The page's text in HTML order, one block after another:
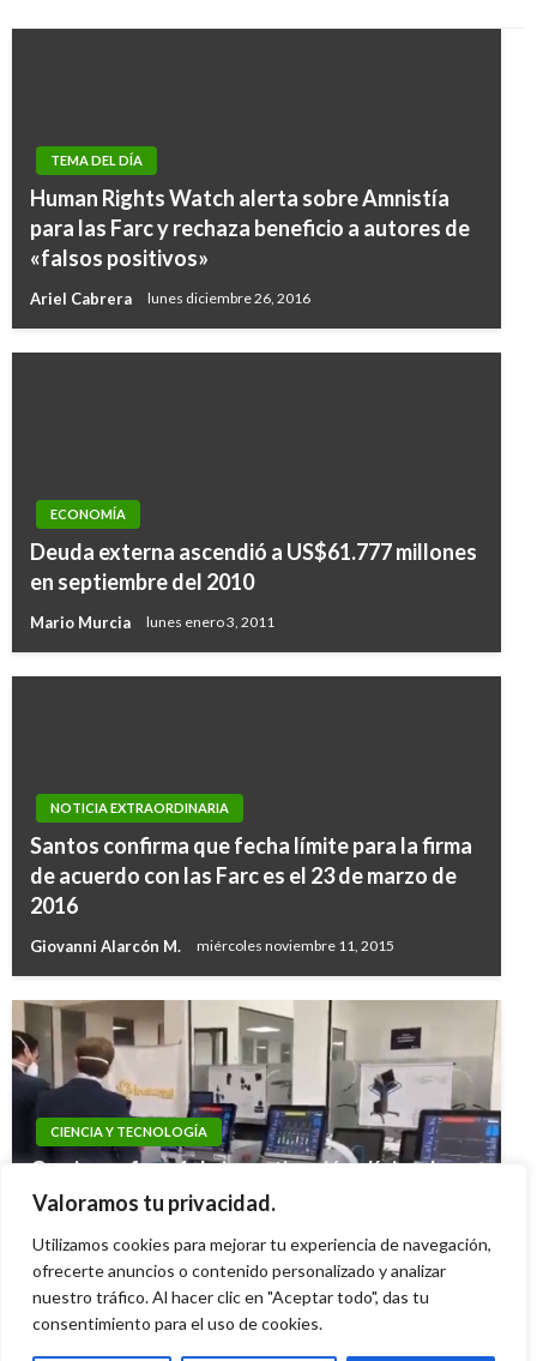
Valoramos tu privacidad.
Utilizamos cookies para mejorar tu experiencia de navegación,
ofrecerte anuncios o contenido personalizado y analizar
nuestro tráfico. Al hacer clic en "Aceptar todo", das tu
consentimiento para el uso de cookies.
TEMA DEL DÍA
Human Rights Watch alerta sobre Amnistía
para las Farc y rechaza beneficio a autores de
«falsos positivos»
Ariel Cabrera lunes diciembre 26, 2016
ECONOMÍA
Deuda externa ascendió a US$61.777 millones
en septiembre del 2010
Mario Murcia lunes enero 3, 2011
NOTICIA EXTRAORDINARIA
Santos confirma que fecha límite para la firma
de acuerdo con las Farc es el 23 de marzo de
2016
Giovanni Alarcón M. miércoles noviembre 11, 2015
CIENCIA Y TECNOLOGÍA
Comienza fase 1 de investigación clínica de
ventiladores para Covid-19 de Unisabana e
Ariel Cabrera sábado julio 4, 2020